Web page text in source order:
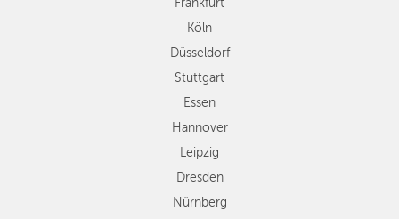
Dresden
Nürnberg
Wien
Zürich
Andere
Regionen
Frankfurt
Köln
Düsseldorf
Stuttgart
Essen
Hannover
Leipzig
Dresden
Nürnberg